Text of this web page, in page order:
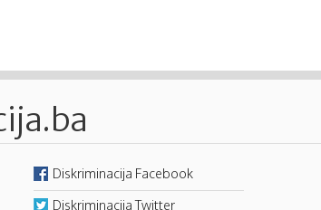
Diskriminacija Facebook
Diskriminacija Twitter